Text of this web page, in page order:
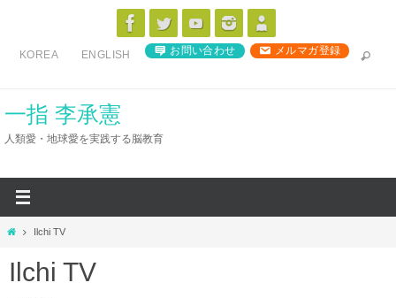
ス
KOREA ENGLISH お問い合わせ メルマガ登録
一指 李承憲
人類愛・地球愛を実践する脳教育
ホ
ム
Ilchi TV
Ilchi TV